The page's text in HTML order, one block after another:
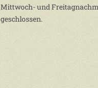
Mittwoch- und
geschlossen.